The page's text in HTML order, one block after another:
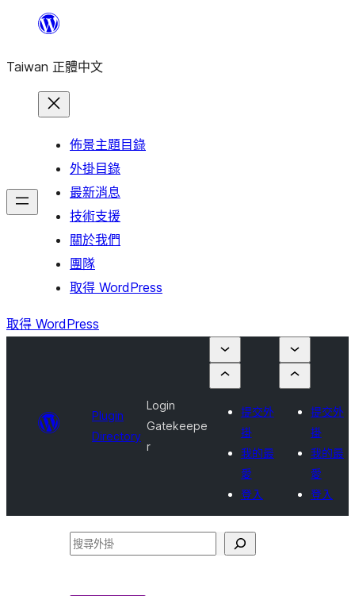
主
Taiwan 正體中文
佈景主題目錄
外掛目錄
最新消息
技術支援
關於我們
團隊
取得 WordPress
取得 WordPress
Plugin
Directory
Login
Gatekeepe
r
提交外
掛
我的最
愛
登入
提交外
掛
我的最
愛
登入
搜